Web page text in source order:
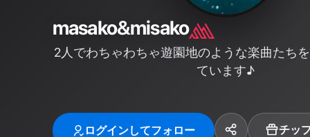
masako&misako
2人でわちゃわちゃ遊園地のような楽曲たち
ています♪
ログインしてフォロー チッ